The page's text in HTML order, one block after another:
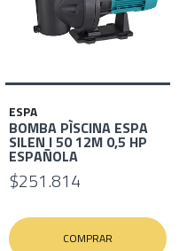
ESPA
BOMBA PÌSCINA ESPA
SILEN I 50 12M 0,5 HP
ESPAÑOLA
$251.814
COMPRAR